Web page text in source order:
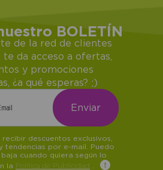
BOLETÍN
de la red de clientes
te da acceso a ofertas,
y promociones
¿a qué esperas? ;)
recibir descuentos exclusivos,
tendencias por e-mail. Puedo
cuando quiera según lo
la Política de Publicidad